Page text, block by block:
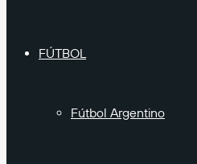
FÚTBOL
Fútbol Argentino